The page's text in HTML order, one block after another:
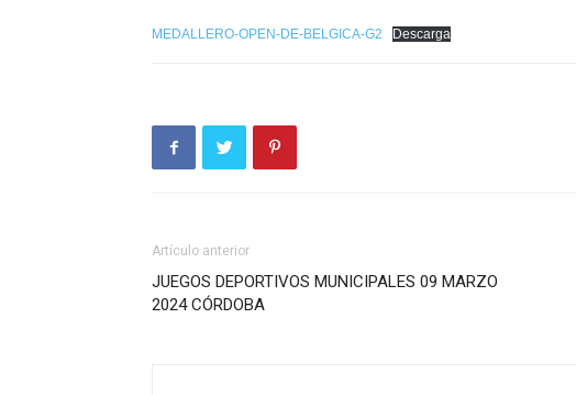
MEDALLERO-OPEN-DE-BELGICA-G2 Descarga
Artículo anterior
JUEGOS DEPORTIVOS MUNICIPALES 09 MARZO
2024 CÓRDOBA